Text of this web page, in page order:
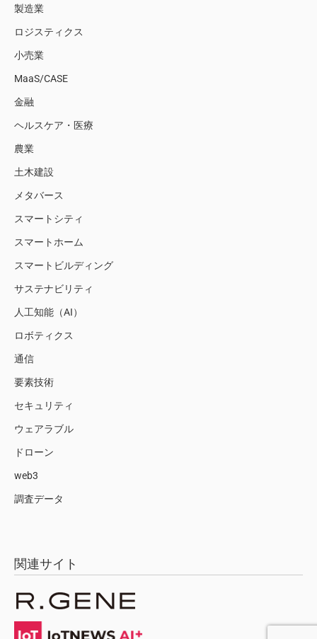
製造業
ロジスティクス
小売業
MaaS/CASE
金融
ヘルスケア・医療
農業
土木建設
メタバース
スマートシティ
スマートホーム
スマートビルディング
サステナビリティ
人工知能（AI）
ロボティクス
通信
要素技術
セキュリティ
ウェアラブル
ドローン
web3
調査データ
関連サイト